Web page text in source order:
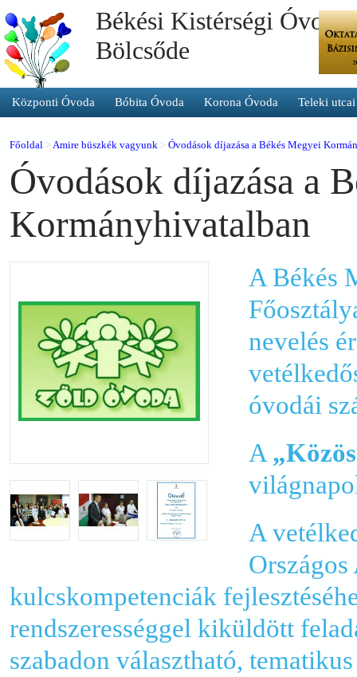
Békési Kistérségi Óvoda
Bölcsőde
Központi Óvoda Bóbita Óvoda Korona Óvoda Teleki
Főoldal >Amire büszkék vagyunk > Óvodások díjazása a Békés Megyei
Óvodások díjazása a
Kormányhivatalban
A Békés
nevelés
óvodái
A
A
kulcskompetenciák
rendszerességgel kiküldött
szabadon választható,